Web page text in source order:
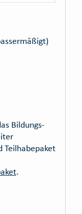
Bildungs-
Teilhabepaket
.